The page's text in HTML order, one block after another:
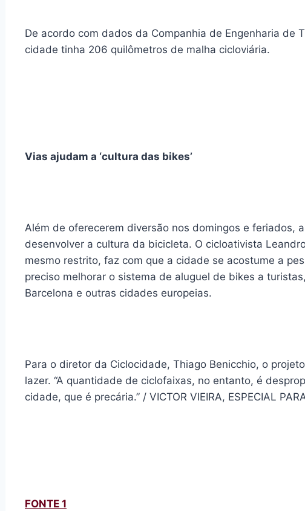
De acordo com dados da Companhia de Engenharia de
cidade tinha 206 quilômetros de malha cicloviária.
Vias ajudam a ‘cultura das bikes’
Além de oferecerem diversão nos domingos e feriados,
desenvolver a cultura da bicicleta. O cicloativista
mesmo restrito, faz com que a cidade se acostume a
preciso melhorar o sistema de aluguel de bikes a
Barcelona e outras cidades europeias.
Para o diretor da Ciclocidade, Thiago Benicchio, o
lazer. “A quantidade de ciclofaixas, no entanto, é
cidade, que é precária.” / VICTOR VIEIRA, ESPECIAL
FONTE 1